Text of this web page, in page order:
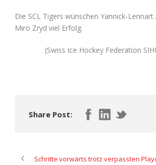
Die SCL Tigers wünschen Yannick-
Miro Zryd viel Erfolg.
(Swiss Ice Hockey Federation
Share Post:
Schritte vorwärts trotz verpassten